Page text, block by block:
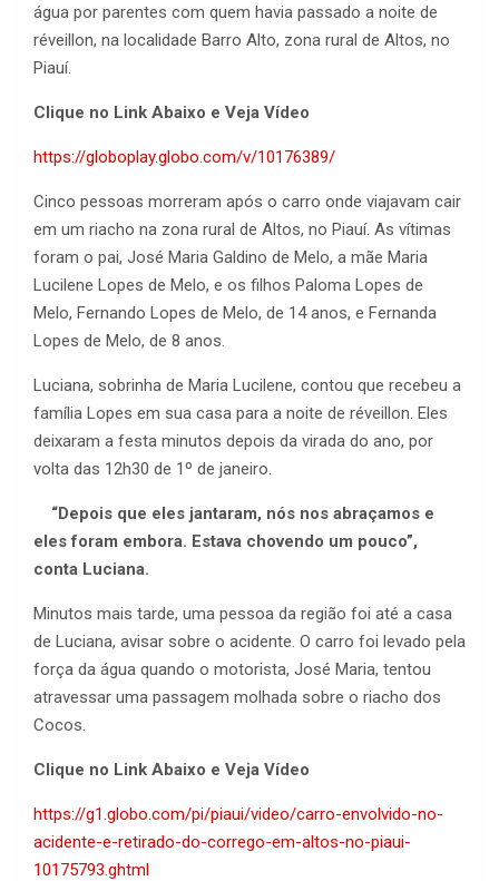
água por parentes com quem havia passado a noite de
réveillon, na localidade Barro Alto, zona rural de Altos, no
Piauí.
Clique no Link Abaixo e Veja Vídeo
https://globoplay.globo.com/v/10176389/
Cinco pessoas morreram após o carro onde viajavam cair
em um riacho na zona rural de Altos, no Piauí. As vítimas
foram o pai, José Maria Galdino de Melo, a mãe Maria
Lucilene Lopes de Melo, e os filhos Paloma Lopes de
Melo, Fernando Lopes de Melo, de 14 anos, e Fernanda
Lopes de Melo, de 8 anos.
Luciana, sobrinha de Maria Lucilene, contou que recebeu a
família Lopes em sua casa para a noite de réveillon. Eles
deixaram a festa minutos depois da virada do ano, por
volta das 12h30 de 1º de janeiro.
“Depois que eles jantaram, nós nos abraçamos e
eles foram embora. Estava chovendo um pouco”,
conta Luciana.
Minutos mais tarde, uma pessoa da região foi até a casa
de Luciana, avisar sobre o acidente. O carro foi levado pela
força da água quando o motorista, José Maria, tentou
atravessar uma passagem molhada sobre o riacho dos
Cocos.
Clique no Link Abaixo e Veja Vídeo
https://g1.globo.com/pi/piaui/video/carro-envolvido-no-
acidente-e-retirado-do-corrego-em-altos-no-piaui-
10175793.ghtml